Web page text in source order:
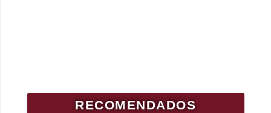
RECOMENDADOS